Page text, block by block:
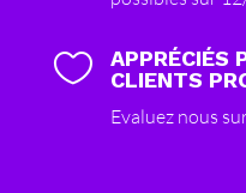

APPRÉCIÉS
CLIENTS
Evaluez nous